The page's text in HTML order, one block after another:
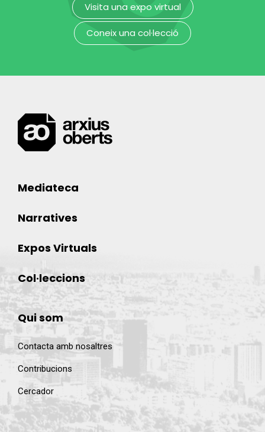
Visita una expo virtual
Coneix una col·lecció
Mediateca
Narratives
Expos Virtuals
Col·leccions
Qui som
Contacta amb nosaltres
Contribucions
Cercador